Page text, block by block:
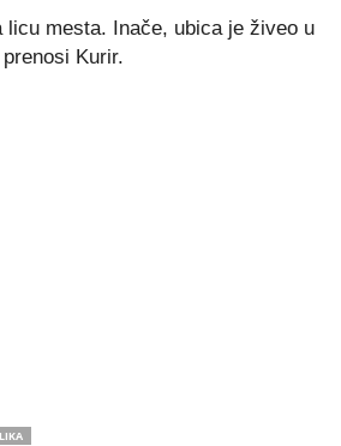
licu mesta. Inače, ubica je živeo u
Kurir.